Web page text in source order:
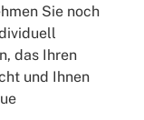
Sie noch
das Ihren
und Ihnen